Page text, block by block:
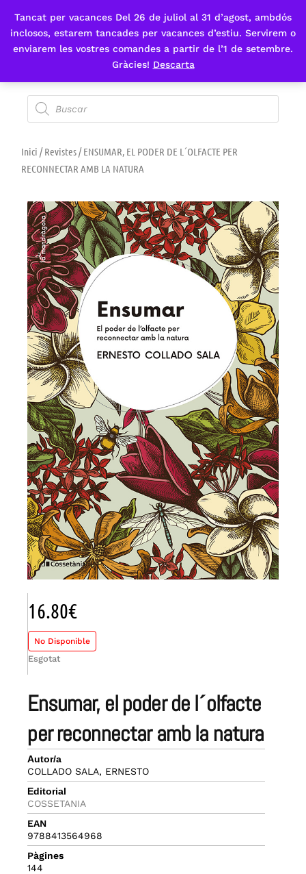
Tancat per vacances Del 26 de juliol al 31 d’agost, ambdós
inclosos, estarem tancades per vacances d’estiu. Servirem o
enviarem les vostres comandes a partir de l’1 de setembre.
Gràcies! Descarta
Fes-te'n sòcia
Inici /Revistes/ ENSUMAR, EL PODER DE L´OLFACTE PER
RECONNECTAR AMB LA NATURA
ensumar, el poder de l´olfacte
per reconnectar amb la natura
Autor/a
COLLADO SALA, ERNESTO
Editorial
COSSETANIA
EAN
9788413564968
Pàgines
144
16.80€
No Disponible
Esgotat